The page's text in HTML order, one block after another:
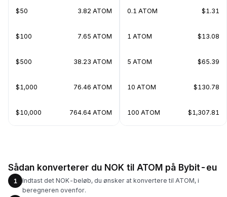
$50 3.82 ATOM
$100 7.65 ATOM
$500 38.23 ATOM
$1,000 76.46 ATOM
$10,000 764.64 ATOM
0.1 ATOM $1.31
1 ATOM $13.08
5 ATOM $65.39
10 ATOM $130.78
100 ATOM $1,307.81
Sådan konverterer du NOK til ATOM på Bybit-eu
1
Indtast det NOK-beløb, du ønsker at konvertere til ATOM, i
beregneren ovenfor.